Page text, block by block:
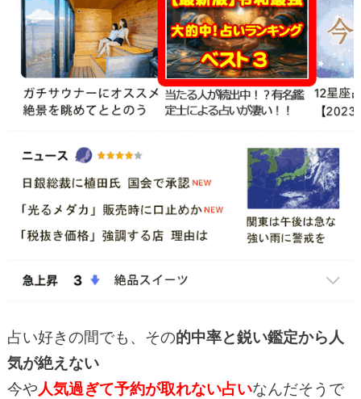
占い好きの間でも、その的中率と鋭い鑑定から人
気が絶えない
今や人気過ぎて予約が取れない占いなんだそうで